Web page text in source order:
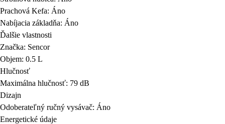
Prachová Kefa: Áno
Nabíjacia základňa: Áno
Ďalšie vlastnosti
Značka: Sencor
Objem: 0.5 L
Hlučnosť
Maximálna hlučnosť: 79 dB
Dizajn
Odoberateľný ručný vysávač: Áno
Energetické údaje